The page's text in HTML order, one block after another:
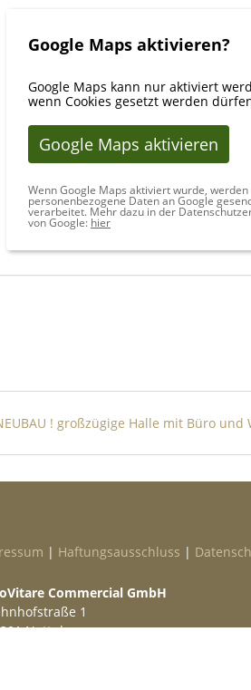
Google Maps aktivieren?
Google Maps kann nur aktiviert
wenn Cookies gesetzt werden
Google Maps aktivieren
Wenn Google Maps aktiviert wurde, werden
personenbezogene Daten an Google
verarbeitet. Mehr dazu in der
von Google: hier
! großzügige Halle mit Büro und
| Haftungsausschluss |
Commercial GmbH
1
Nottuln